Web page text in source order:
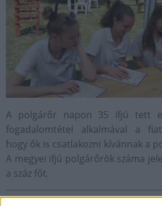
A polgárőr napon 35 ifjú tett
fogadalomtétel alkalmával a
hogy ők is csatlakozni kívánnak a
A megyei ifjú polgárőrök száma
a száz főt.